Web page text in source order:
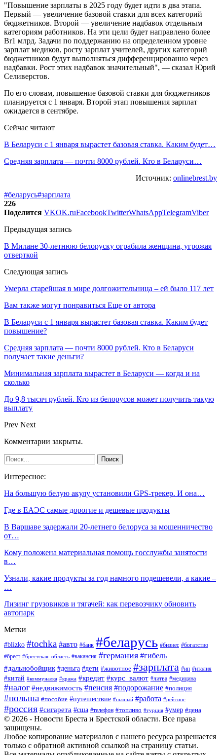
"Повышение зарплаты в 2025 году будет идти в два этапа.
Первый — увеличение базовой ставки для всех категорий
бюджетников. Второй — увеличение надбавок отдельным
категориям работников. На эти цели будет направлено более
Br1 млрд. Задачи по поддержанию на определенном уровне
зарплат медиков, росту зарплат учителей, других категорий
бюджетников будут выполняться дифференцированно через
надбавки. Рост этих надбавок значительный", — сказал Юрий
Селиверстов.
По его словам, повышение базовой ставки для бюджетников
планируется с 1 января. Второй этап повышения зарплат
ожидается в сентябре.
Сейчас читают
В Беларуси с 1 января вырастет базовая ставка. Каким будет…
Средняя зарплата — почти 8000 рублей. Кто в Беларуси…
Источник: onlinebrest.by
#беларусь#зарплата
226
Поделится VKOK.ruFacebookTwitterWhatsAppTelegramViber
Предыдущая запись
В Милане 30-летнюю белоруску ограбила женщина, угрожая
отверткой
Следующая запись
Умерла старейшая в мире долгожительница – ей было 117 лет
Вам также могут понравиться Еще от автора
В Беларуси с 1 января вырастет базовая ставка. Каким будет
повышение?
Средняя зарплата — почти 8000 рублей. Кто в Беларуси
получает такие деньги?
Минимальная зарплата вырастет в Беларуси — когда и на
сколько
До 9,8 тысяч рублей. Кто из белорусов может получить такую
выплату
Prev Next
Комментарии закрыты.
Интересное:
На большую белую акулу установили GPS-трекер. И она…
Где в ЕАЭС самые дорогие и дешевые продукты
В Варшаве задержали 20-летнего белоруса за мошенничество
от…
Кому положена материальная помощь госслужбы занятости
в…
Узнали, какие продукты за год намного подешевели, а какие –
…
Лизинг грузовиков и тягачей: как перевозчику обновить
автопарк
Метки
#blizko #tochka #авто #банк #беларусь #бизнес #богатство
#брест #брестская_область #вакансия #германия #гибель
#дальнобойщик #деньга #дети #животное #зарплата #ип #италия
#китай #коммуналка #кража #кредит #курс_валют #литва #медицина
#налог #недвижимость #пенсия #подорожание #полиция
#польша #пособие #путешествие #пьяный #работа #рейтинг
#россия #сигарета #сша #телефон #топливо #турция #умер #цена
© 2026 - Новости Бреста и Брестской области. Все права
защищены.
Любое копирование материалов с нашего ресурса разрешается
только с обратной активной ссылкой на страницу статьи.